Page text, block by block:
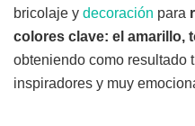
bricolaje y decoración para
colores clave: el amarillo,
obteniendo como resultado
inspiradores y muy